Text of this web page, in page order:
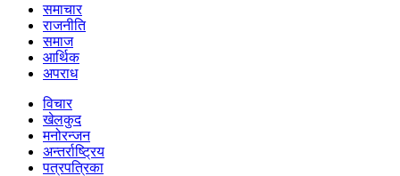
समाचार
राजनीति
समाज
आर्थिक
अपराध
विचार
खेलकुद
मनोरन्जन
अन्तर्राष्ट्रिय
पत्रपत्रिका